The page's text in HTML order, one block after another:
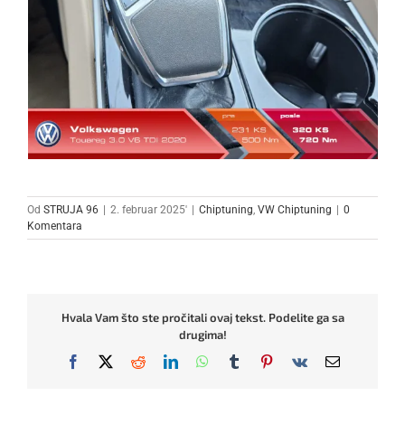
Od STRUJA 96 | 2. februar 2025' | Chiptuning VW Chiptuning | 0
Komentara
Hvala Vam što ste pročitali ovaj tekst. Podelite ga sa
drugima!
Facebook
X RedditLinkedInWhatsApp
TumblrPinterest
Vk Email